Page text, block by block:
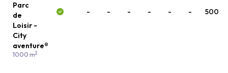
Parc
de
Loisir -
City
aventure®
1000 m2
- - - - - - 500